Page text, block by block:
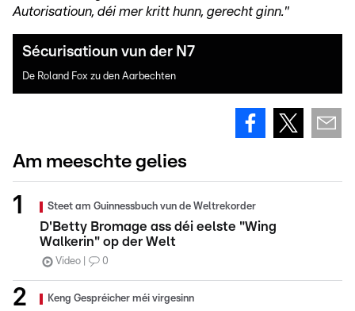
Autorisatioun, déi mer kritt hunn, gerecht ginn."
Sécurisatioun vun der N7
De Roland Fox zu den Aarbechten
Am meeschte gelies
Steet am Guinnessbuch vun de Weltrekorder
D'Betty Bromage ass déi eelste "Wing
Walkerin" op der Welt
Video 0
Keng Gespréicher méi virgesinn